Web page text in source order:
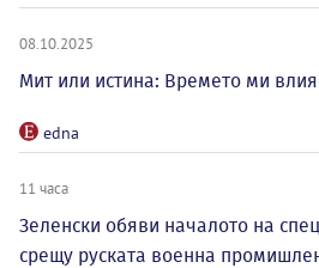
08.10.2025
Мит или истина: Времето ми
edna
11 часа
Зеленски обяви началото на
срещу руската военна